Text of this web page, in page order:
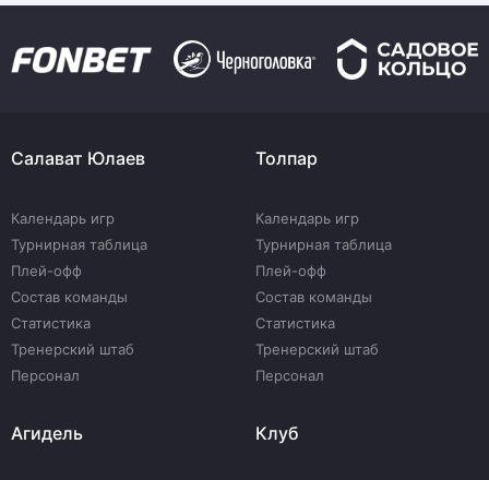
Салават Юлаев
Календарь игр
Турнирная таблица
Плей-офф
Состав команды
Статистика
Тренерский штаб
Персонал
Толпар
Календарь игр
Турнирная таблица
Плей-офф
Состав команды
Статистика
Тренерский штаб
Персонал
Агидель Клуб